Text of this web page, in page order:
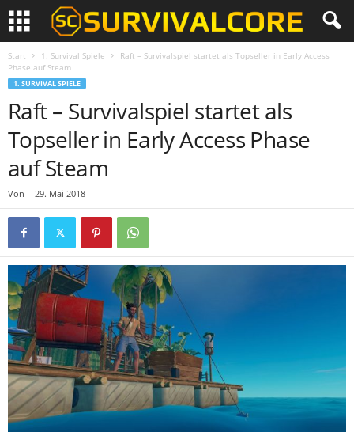
Start 1. Survival Spiele
Raft – Survivalspiel startet als Topseller in Early Access
Phase auf Steam
1. SURVIVAL SPIELE
Raft – Survivalspiel startet als
Topseller in Early Access Phase
auf Steam
Von - 29. Mai 2018